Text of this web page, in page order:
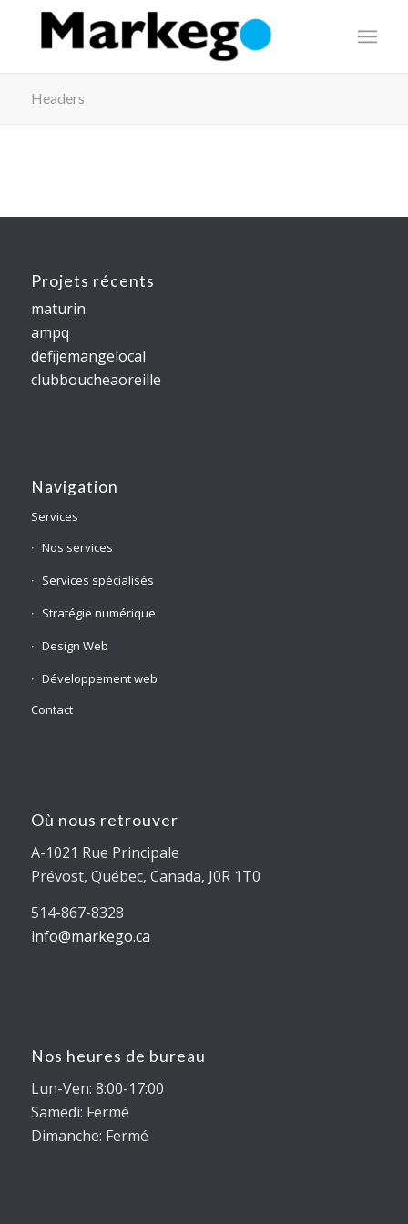
Headers
Projets récents
maturin
ampq
defijemangelocal
clubboucheaoreille
Navigation
Services
Nos services
Services spécialisés
Stratégie numérique
Design Web
Développement web
Contact
Où nous retrouver
A-1021 Rue Principale
Prévost, Québec, Canada, J0R 1T0
514-867-8328
info@markego.ca
Nos heures de bureau
Lun-Ven: 8:00-17:00
Samedi: Fermé
Dimanche: Fermé